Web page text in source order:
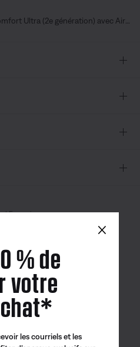
Ultra (2e génération) avec AirFly Pro
| Français
Connect
Application
Bose QCE
×
% de
votre
les courriels et les